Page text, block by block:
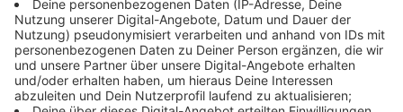
Sammelbrief.
→teddy.click/newsletter
Wie sichtbar ist dein Unternehmen wirklich?
Der Potenzial-Check dauert vier Minuten. Danach